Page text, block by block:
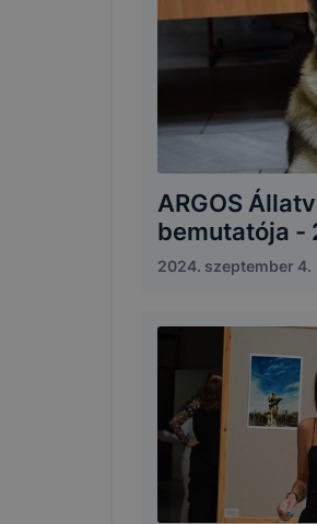
ARGOS
bemutatója
2024. szeptember 4.